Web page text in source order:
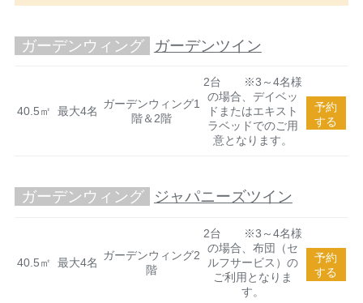
ガーデンウィング ガーデンツイン
40.5㎡ 最大4名
ガーデンウィング1
階＆2階
2台 ※3～4名様
の場合、デイベッ
ドまたはエキスト
ラベッドでのご用
意となります。
予約
する
ガーデンウィング ジャパニーズツイン
40.5㎡ 最大4名
ガーデンウィング2
階
2台 ※3～4名様
の場合、布団（セ
ルフサービス）の
ご利用となりま
す。
予約
する